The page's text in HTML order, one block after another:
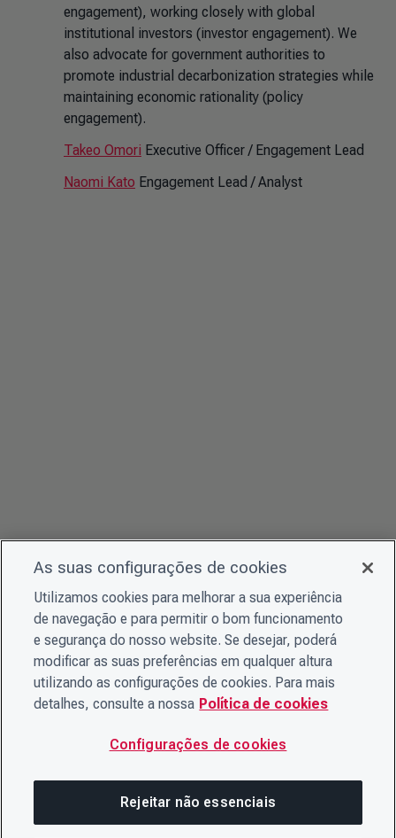
engagement), working closely with global
institutional investors (investor engagement). We
also advocate for government authorities to
promote industrial decarbonization strategies while
maintaining economic rationality (policy
engagement).
Takeo Omori Executive Officer / Engagement Lead
Naomi Kato Engagement Lead / Analyst
As suas configurações de cookies
Utilizamos cookies para melhorar a sua experiência
de navegação e para permitir o bom funcionamento
e segurança do nosso website. Se desejar, poderá
modificar as suas preferências em qualquer altura
utilizando as configurações de cookies. Para mais
detalhes, consulte a nossa Política de cookies
Configurações de cookies
Rejeitar não essenciais